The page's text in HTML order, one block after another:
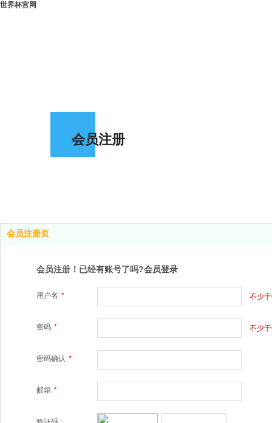
世界杯官网
会员注册
会员注册页
会员注册！已经有账号了吗?会员登录
用户名 * 不少
密码 * 不少
密码确认 *
邮箱 *